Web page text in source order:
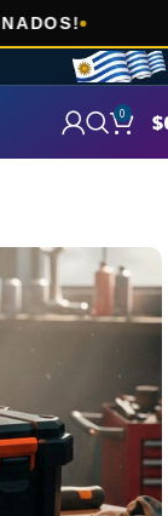
0 $